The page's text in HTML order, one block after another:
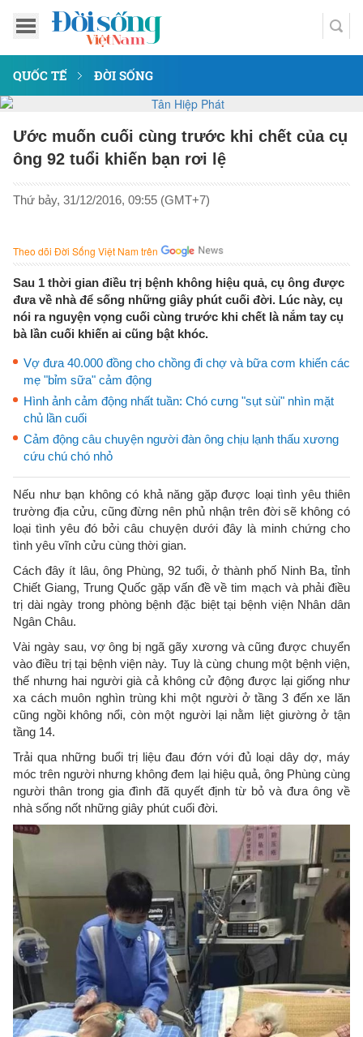
QUỐC TẾ ĐỜI SỐNG
Ước muốn cuối cùng trước khi chết của cụ
ông 92 tuổi khiến bạn rơi lệ
Thứ bảy, 31/12/2016, 09:55 (GMT+7)
Theo dõi Đời Sống Việt Nam trên
Sau 1 thời gian điều trị bệnh không hiệu quả, cụ ông được
đưa về nhà để sống những giây phút cuối đời. Lúc này, cụ
nói ra nguyện vọng cuối cùng trước khi chết là nắm tay cụ
bà lần cuối khiến ai cũng bật khóc.
Vợ đưa 40.000 đồng cho chồng đi chợ và bữa cơm khiến các
mẹ "bỉm sữa" cảm động
Hình ảnh cảm động nhất tuần: Chó cưng "sụt sùi" nhìn mặt
chủ lần cuối
Cảm động câu chuyện người đàn ông chịu lạnh thấu xương
cứu chú chó nhỏ
Nếu như bạn không có khả năng gặp được loại tình yêu thiên
trường địa cửu, cũng đừng nên phủ nhận trên đời sẽ không có
loại tình yêu đó bởi câu chuyện dưới đây là minh chứng cho
tình yêu vĩnh cửu cùng thời gian.
Cách đây ít lâu, ông Phùng, 92 tuổi, ở thành phố Ninh Ba, tỉnh
Chiết Giang, Trung Quốc gặp vấn đề về tim mạch và phải điều
trị dài ngày trong phòng bệnh đặc biệt tại bệnh viện Nhân dân
Ngân Châu.
Vài ngày sau, vợ ông bị ngã gãy xương và cũng được chuyển
vào điều trị tại bệnh viện này. Tuy là cùng chung một bệnh viện,
thế nhưng hai người già cả không cử động được lại giống như
xa cách muôn nghìn trùng khi một người ở tầng 3 đến xe lăn
cũng ngồi không nổi, còn một người lại nằm liệt giường ở tận
tầng 14.
Trải qua những buổi trị liệu đau đớn với đủ loại dây dợ, máy
móc trên người nhưng không đem lại hiệu quả, ông Phùng cùng
người thân trong gia đình đã quyết định từ bỏ và đưa ông về
nhà sống nốt những giây phút cuối đời.